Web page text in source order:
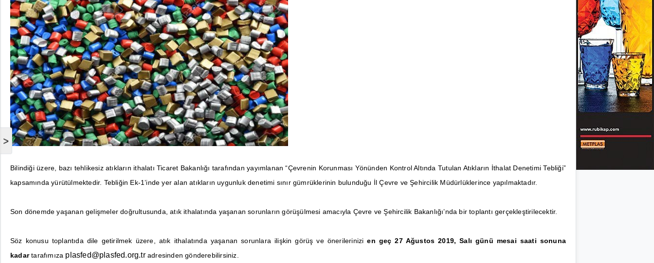
>
Bilindiği üzere, bazı tehlikesiz atıkların ithalatı Ticaret Bakanlığı tarafından yayımlanan “Çevrenin Korunması Yönünden Kontrol Altında Tutulan Atıkların İthalat Denetimi Tebliği”
kapsamında yürütülmektedir. Tebliğin Ek-1’inde yer alan atıkların uygunluk denetimi sınır gümrüklerinin bulunduğu İl Çevre ve Şehircilik Müdürlüklerince yapılmaktadır.
Son dönemde yaşanan gelişmeler doğrultusunda, atık ithalatında yaşanan sorunların görüşülmesi amacıyla Çevre ve Şehircilik Bakanlığı’nda bir toplantı gerçekleştirilecektir.
Söz konusu toplantıda dile getirilmek üzere, atık ithalatında yaşanan sorunlara ilişkin görüş ve önerilerinizien geç 27 Ağustos 2019, Salı günü mesai saati sonuna
kadartarafımıza plasfed@plasfed.org.tradresinden gönderebilirsiniz.